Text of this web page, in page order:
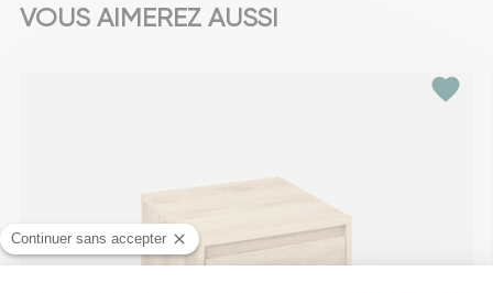
VOUS AIMEREZ AUSSI
favorite